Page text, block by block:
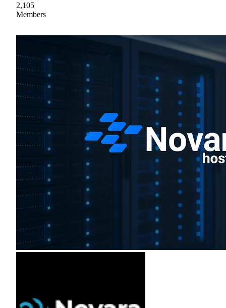
2,105
Members